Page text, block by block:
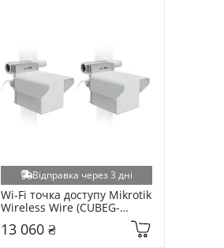
Відправка через 3 дні
Wi-Fi точка доступу Mikrotik
Wireless Wire (CUBEG-
13 060 ₴